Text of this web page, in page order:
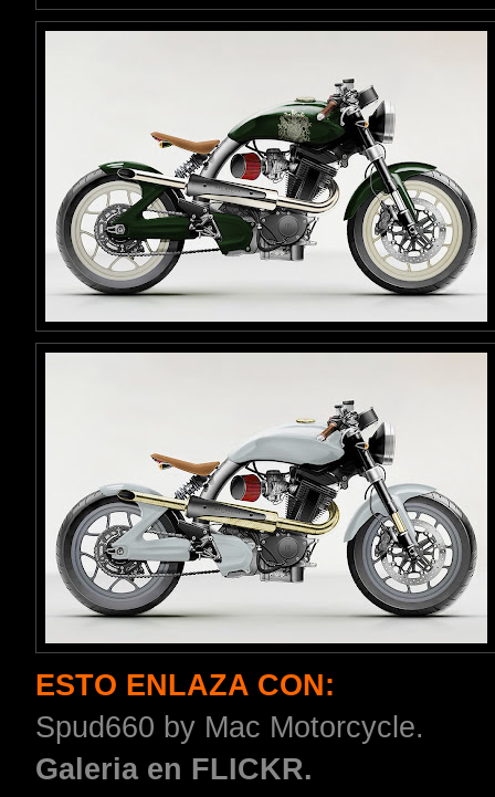
ESTO ENLAZA CON:
Spud660 by Mac Motorcycle.
Galeria en FLICKR.